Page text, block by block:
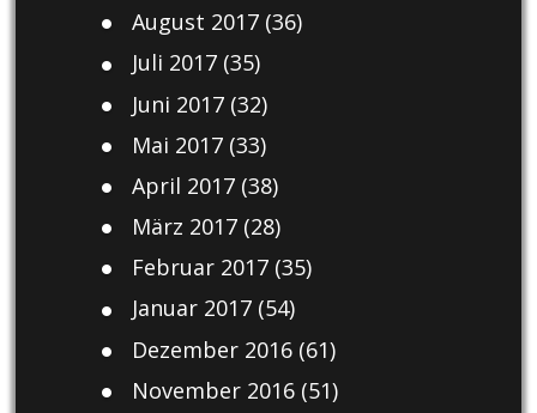
August 2017(36)
Juli 2017(35)
Juni 2017(32)
Mai 2017(33)
April 2017(38)
März 2017(28)
Februar 2017(35)
Januar 2017(54)
Dezember 2016(61)
November 2016(51)